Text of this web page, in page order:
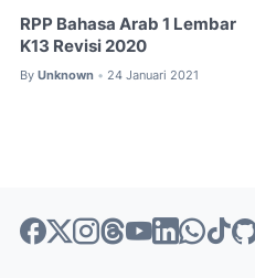
RPP Bahasa Arab 1 Lembar
K13 Revisi 2020
By Unknown • 24 Januari 2021